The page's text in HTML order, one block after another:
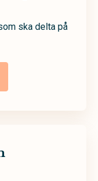
ska delta på